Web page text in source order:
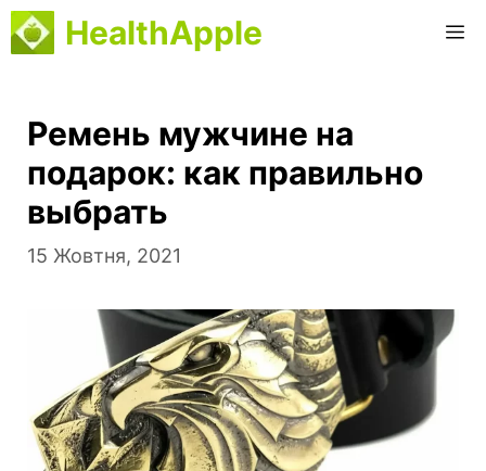
Перейти
до
HealthApple
Ремень мужчине на
подарок: как правильно
выбрать
15 Жовтня, 2021